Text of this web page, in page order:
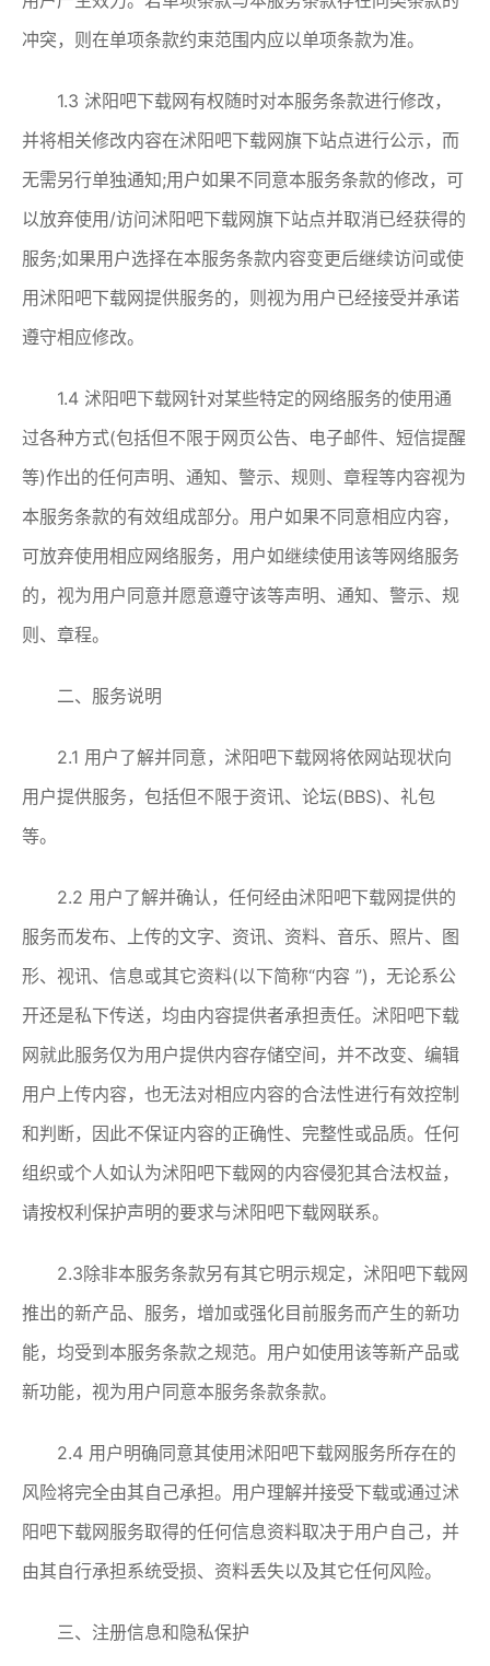
冲突，则在单项条款约束范围内应以单项条款为准。
1.3 沭阳吧下载网有权随时对本服务条款进行修改，
并将相关修改内容在沭阳吧下载网旗下站点进行公示，而
无需另行单独通知;用户如果不同意本服务条款的修改，可
以放弃使用/访问沭阳吧下载网旗下站点并取消已经获得的
服务;如果用户选择在本服务条款内容变更后继续访问或使
用沭阳吧下载网提供服务的，则视为用户已经接受并承诺
遵守相应修改。
1.4 沭阳吧下载网针对某些特定的网络服务的使用通
过各种方式(包括但不限于网页公告、电子邮件、短信提醒
等)作出的任何声明、通知、警示、规则、章程等内容视为
本服务条款的有效组成部分。用户如果不同意相应内容，
可放弃使用相应网络服务，用户如继续使用该等网络服务
的，视为用户同意并愿意遵守该等声明、通知、警示、规
则、章程。
二、服务说明
2.1 用户了解并同意，沭阳吧下载网将依网站现状向
用户提供服务，包括但不限于资讯、论坛(BBS)、礼包
等。
2.2 用户了解并确认，任何经由沭阳吧下载网提供的
服务而发布、上传的文字、资讯、资料、音乐、照片、图
形、视讯、信息或其它资料(以下简称“内容 ”)，无论系公
开还是私下传送，均由内容提供者承担责任。沭阳吧下载
网就此服务仅为用户提供内容存储空间，并不改变、编辑
用户上传内容，也无法对相应内容的合法性进行有效控制
和判断，因此不保证内容的正确性、完整性或品质。任何
组织或个人如认为沭阳吧下载网的内容侵犯其合法权益，
请按权利保护声明的要求与沭阳吧下载网联系。
2.3除非本服务条款另有其它明示规定，沭阳吧下载网
推出的新产品、服务，增加或强化目前服务而产生的新功
能，均受到本服务条款之规范。用户如使用该等新产品或
新功能，视为用户同意本服务条款条款。
2.4 用户明确同意其使用沭阳吧下载网服务所存在的
风险将完全由其自己承担。用户理解并接受下载或通过沭
阳吧下载网服务取得的任何信息资料取决于用户自己，并
由其自行承担系统受损、资料丢失以及其它任何风险。
三、注册信息和隐私保护